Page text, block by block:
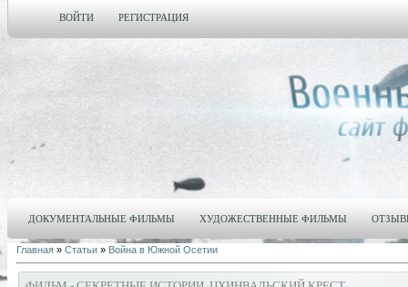
ВОЙТИ РЕГИСТРАЦИЯ
ДОКУМЕНТАЛЬНЫЕ ФИЛЬМЫ ХУДОЖЕСТВЕННЫЕ ФИЛЬМЫ
Главная » Статьи » Война в Южной Осетии